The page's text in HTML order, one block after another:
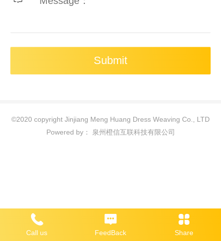
©2020 copyright Jinjiang Meng Huang Dress Weaving Co., LTD
Powered by： 泉州橙信互联科技有限公司
Call us FeedBack Share